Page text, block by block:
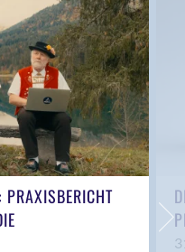
PRAXISBERICHT